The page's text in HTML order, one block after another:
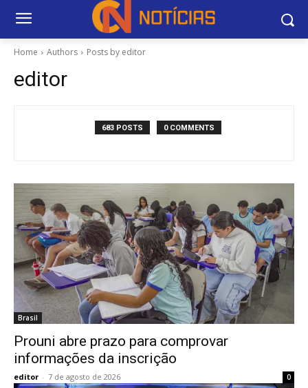
Home Authors Posts by editor
editor
683 POSTS 0 COMMENTS
Brasil
Prouni abre prazo para comprovar
informações da inscrição
editor - 7 de agosto de 2026 0